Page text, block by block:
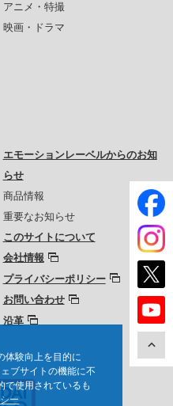
体験向上を目的に
ブサイトの機能に不
で使用されているも
ー
アニメ・特撮
映画・ドラマ
エモーションレーベルからのお知
らせ
商品情報
重要なお知らせ
このサイトについて
会社情報
プライバシーポリシー
お問い合わせ
沿革